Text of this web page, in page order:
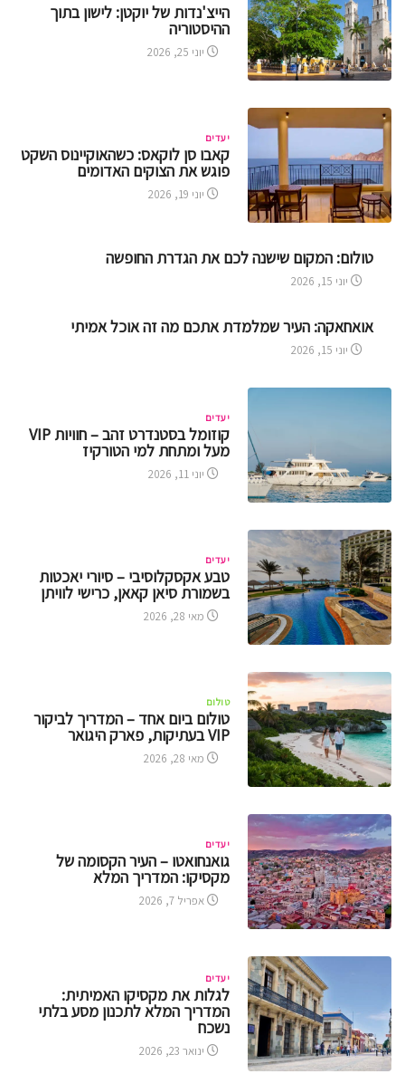
הייצ'נדות של יוקטן: לישון בתוך
ההיסטוריה
יוני 25, 2026
יעדים
קאבו סן לוקאס: כשהאוקיינוס השקט
פוגש את הצוקים האדומים
יוני 19, 2026
טולום: המקום שישנה לכם את הגדרת החופשה
יוני 15, 2026
אואחאקה: העיר שמלמדת אתכם מה זה אוכל אמיתי
יוני 15, 2026
יעדים
קוזומל בסטנדרט זהב – חוויות VIP
מעל ומתחת למי הטורקיז
יוני 11, 2026
יעדים
טבע אקסקלוסיבי – סיורי יאכטות
בשמורת סיאן קאאן, כרישי לוויתן
מאי 28, 2026
טולום
טולום ביום אחד – המדריך לביקור
VIP בעתיקות, פארק היגואר
מאי 28, 2026
יעדים
גואנחואטו – העיר הקסומה של
מקסיקו: המדריך המלא
אפריל 7, 2026
יעדים
לגלות את מקסיקו האמיתית:
המדריך המלא לתכנון מסע בלתי
נשכח
ינואר 23, 2026